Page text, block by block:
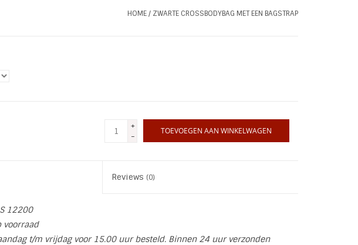
HOME/ ZWARTE CROSSBODYBAG MET EEN BAGSTRAP
+
-
TOEVOEGEN AAN WINKELWAGEN
Reviews (0)
12200
voorraad
t/m vrijdag voor 15.00 uur besteld. Binnen 24 uur verzonden